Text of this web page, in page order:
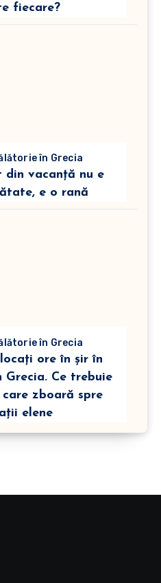
fiecare?
în Grecia
din vacanță nu e
e o rană
în Grecia
ore în șir în
Ce trebuie
zboară spre
elene